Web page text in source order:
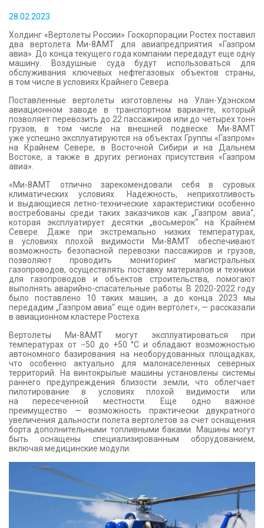
КОНТАКТЫ
28.02.2023
Холдинг «Вертолеты России» Госкорпорации Ростех поставил
два вертолета Ми-8АМТ для авиапредприятия «Газпром
авиа». До конца текущего года компании передадут еще одну
машину. Воздушные суда будут использоваться для
обслуживания ключевых нефтегазовых объектов страны,
в том числе в условиях Крайнего Севера.
Поставленные вертолеты изготовлены на Улан-Удэнском
авиационном заводе в транспортном варианте, который
позволяет перевозить до 22 пассажиров или до четырех тонн
грузов, в том числе на внешней подвеске. Ми-8АМТ
уже успешно эксплуатируются на объектах Группы «Газпром»
на Крайнем Севере, в Восточной Сибири и на Дальнем
Востоке, а также в других регионах присутствия «Газпром
авиа».
«Ми-8АМТ отлично зарекомендовали себя в суровых
климатических условиях. Надежность, неприхотливость
и выдающиеся летно-технические характеристики особенно
востребованы среди таких заказчиков как „Газпром авиа“,
которая эксплуатирует десятки „восьмерок“ на Крайнем
Севере. Даже при экстремально низких температурах,
в условиях плохой видимости Ми-8АМТ обеспечивают
возможность безопасной перевозки пассажиров и грузов,
позволяют проводить мониторинг магистральных
газопроводов, осуществлять поставку материалов и техники
для газопроводов и объектов строительства, помогают
выполнять аварийно-спасательные работы. В 2020-2022 году
было поставлено 10 таких машин, а до конца 2023 мы
передадим „Газпром авиа“ еще один вертолет», — рассказали
в авиационном кластере Ростеха.
Вертолеты Ми-8АМТ могут эксплуатироваться при
температурах от −50 до +50 °C и обладают возможностью
автономного базирования на необорудованных площадках,
что особенно актуально для малонаселенных северных
территорий. На винтокрылые машины установлены системы
раннего предупреждения близости земли, что облегчает
пилотирование в условиях плохой видимости или
на пересеченной местности. Еще одно важное
преимущество — возможность практически двукратного
увеличения дальности полета вертолетов за счет оснащения
борта дополнительными топливными баками. Машины могут
быть оснащены специализированным оборудованием,
включая медицинские модули.